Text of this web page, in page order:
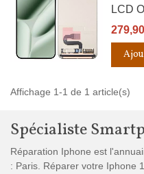
LCD
Affichage 1-1 de 1 article(s)
Spécialiste
Réparation Iphone est
: Paris. Réparer votre Iphone